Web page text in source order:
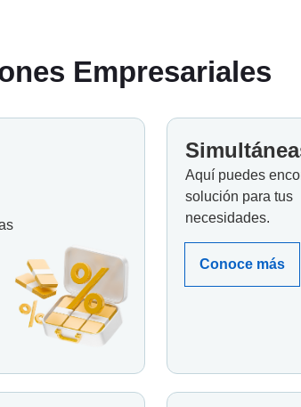
Empresariales
Aquí puedes
solución para tus
necesidades.
Conoce más